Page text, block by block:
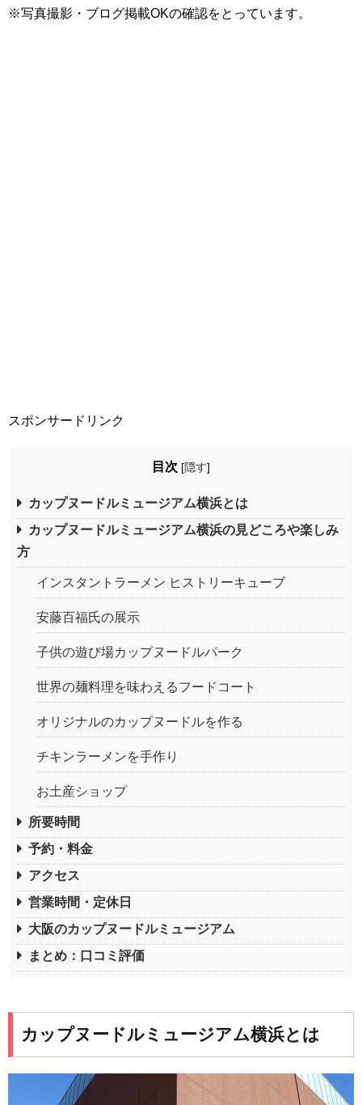
※写真撮影・ブログ掲載OKの確認をとっています。
スポンサードリンク
目次 [隠す]
カップヌードルミュージアム横浜とは
カップヌードルミュージアム横浜の見どころや楽しみ
方
インスタントラーメン ヒストリーキューブ
安藤百福氏の展示
子供の遊び場カップヌードルパーク
世界の麺料理を味わえるフードコート
オリジナルのカップヌードルを作る
チキンラーメンを手作り
お土産ショップ
所要時間
予約・料金
アクセス
営業時間・定休日
大阪のカップヌードルミュージアム
まとめ：口コミ評価
カップヌードルミュージアム横浜とは